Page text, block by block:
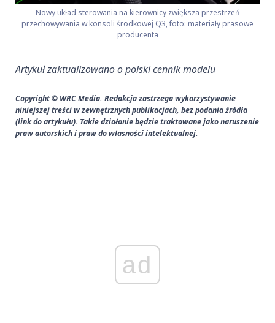
Nowy układ sterowania na kierownicy zwiększa przestrzeń
przechowywania w konsoli środkowej Q3, foto: materiały prasowe
producenta
Artykuł zaktualizowano o polski cennik modelu
Copyright © WRC Media. Redakcja zastrzega wykorzystywanie
niniejszej treści w zewnętrznych publikacjach, bez podania źródła
(link do artykułu). Takie działanie będzie traktowane jako naruszenie
praw autorskich i praw do własności intelektualnej.
ad